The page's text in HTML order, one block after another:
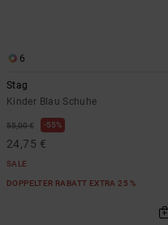
6
Stag
Kinder Blau Schuhe
55,00 € 55%
24,75 €
SALE
DOPPELTER RABATT EXTRA 25 %